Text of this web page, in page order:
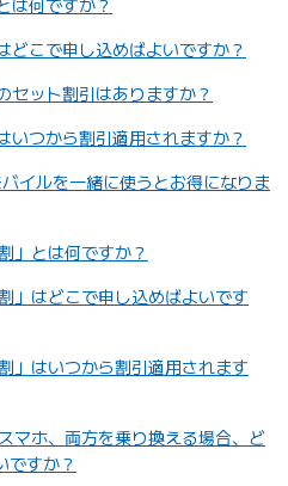
は何ですか？
どこで申し込めばよいですか？
ット割引はありますか？
いつから割引適用されますか？
イルを一緒に使うとお得になりま
」とは何ですか？
」はどこで申し込めばよいです
」はいつから割引適用されます
マホ、両方を乗り換える場合、ど
ですか？